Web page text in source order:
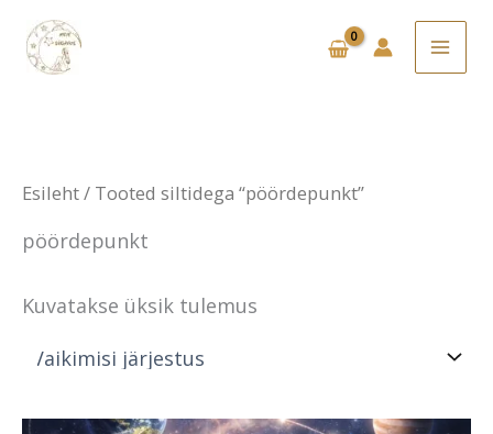
content
Esileht/ Tooted siltidega “pöördepunkt”
pöördepunkt
Kuvatakse üksik tulemus